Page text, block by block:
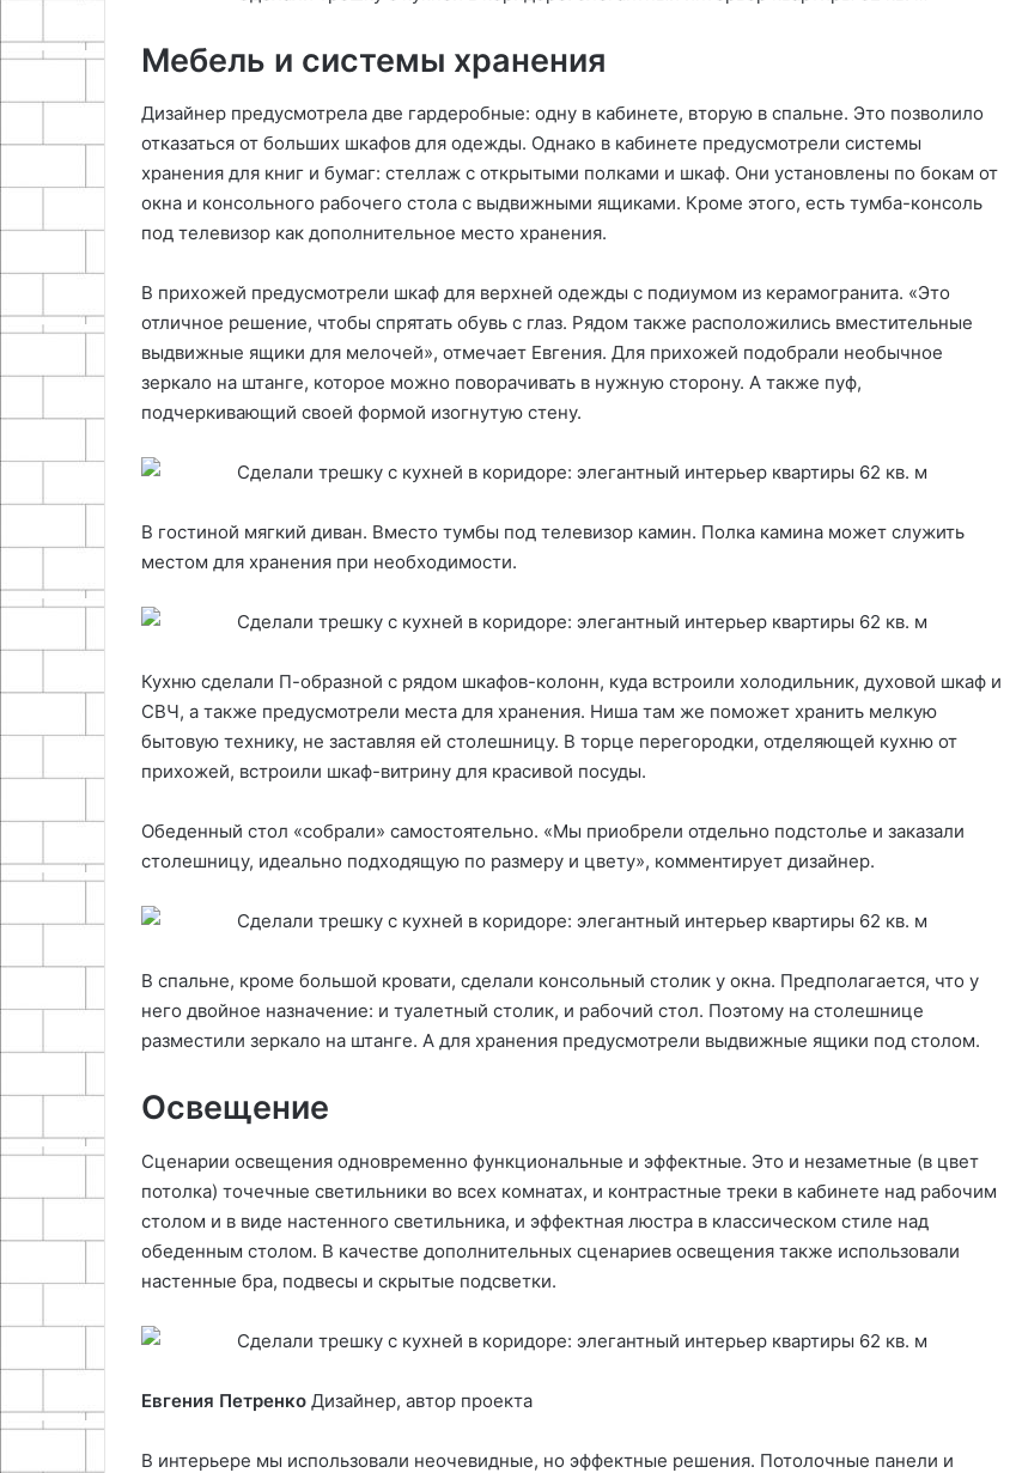
Мебель и системы хранения
Дизайнер предусмотрела две гардеробные: одну в кабинете, вторую в спальне. Это позволило
отказаться от больших шкафов для одежды. Однако в кабинете предусмотрели системы
хранения для книг и бумаг: стеллаж с открытыми полками и шкаф. Они установлены по бокам от
окна и консольного рабочего стола с выдвижными ящиками. Кроме этого, есть тумба-консоль
под телевизор как дополнительное место хранения.
В прихожей предусмотрели шкаф для верхней одежды с подиумом из керамогранита. «Это
отличное решение, чтобы спрятать обувь с глаз. Рядом также расположились вместительные
выдвижные ящики для мелочей», отмечает Евгения. Для прихожей подобрали необычное
зеркало на штанге, которое можно поворачивать в нужную сторону. А также пуф,
подчеркивающий своей формой изогнутую стену.
В гостиной мягкий диван. Вместо тумбы под телевизор камин. Полка камина может служить
местом для хранения при необходимости.
Кухню сделали П-образной с рядом шкафов-колонн, куда встроили холодильник, духовой шкаф и
СВЧ, а также предусмотрели места для хранения. Ниша там же поможет хранить мелкую
бытовую технику, не заставляя ей столешницу. В торце перегородки, отделяющей кухню от
прихожей, встроили шкаф-витрину для красивой посуды.
Обеденный стол «собрали» самостоятельно. «Мы приобрели отдельно подстолье и заказали
столешницу, идеально подходящую по размеру и цвету», комментирует дизайнер.
В спальне, кроме большой кровати, сделали консольный столик у окна. Предполагается, что у
него двойное назначение: и туалетный столик, и рабочий стол. Поэтому на столешнице
разместили зеркало на штанге. А для хранения предусмотрели выдвижные ящики под столом.
Освещение
Сценарии освещения одновременно функциональные и эффектные. Это и незаметные (в цвет
потолка) точечные светильники во всех комнатах, и контрастные треки в кабинете над рабочим
столом и в виде настенного светильника, и эффектная люстра в классическом стиле над
обеденным столом. В качестве дополнительных сценариев освещения также использовали
настенные бра, подвесы и скрытые подсветки.
Евгения Петренко Дизайнер, автор проекта
В интерьере мы использовали неочевидные, но эффектные решения. Потолочные панели и